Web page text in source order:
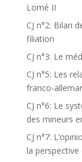
Lomé II
CJ n°2: Bilan
filiation
CJ n°3: Le
CJ n°5: Les
franco-
CJ n°6: Le
des mineurs
CJ n°7:
la perspective